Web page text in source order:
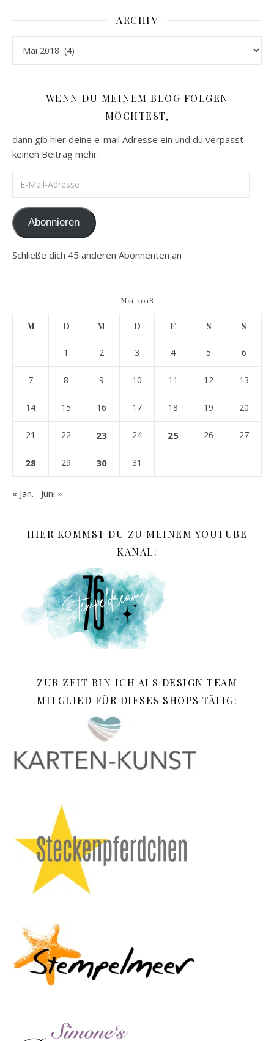
ARCHIV
WENN DU MEINEM BLOG FOLGEN
MÖCHTEST,
dann gib hier deine e-mail Adresse ein und du verpasst
keinen Beitrag mehr.
Abonnieren
Schließe dich 45 anderen Abonnenten an
Mai 2018
M D M D F S S
1 2 3 4 5 6
7 8 9 10 11 12 13
14 15 16 17 18 19 20
21 22 23 24 25 26 27
28 29 30 31
« Jan. Juni »
HIER KOMMST DU ZU MEINEM YOUTUBE
KANAL:
ZUR ZEIT BIN ICH ALS DESIGN TEAM
MITGLIED FÜR DIESES SHOPS TÄTIG: